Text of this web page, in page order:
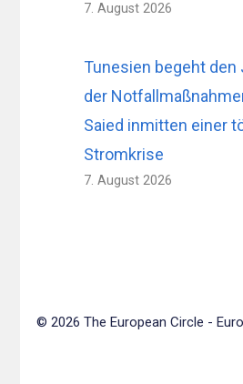
7. August 2026
Tunesien begeht den
der
Saied inmitten einer
Stromkrise
7. August 2026
© 2026 The European Circle -